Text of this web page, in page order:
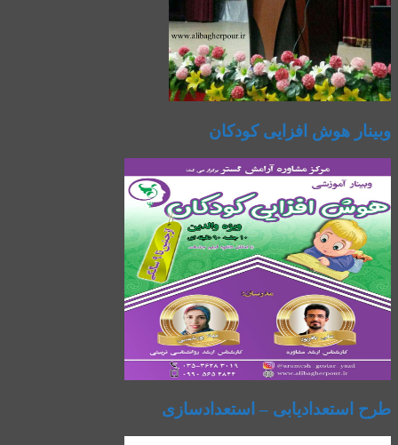
وبینار هوش افزایی کودکان
طرح استعدادیابی – استعدادسازی